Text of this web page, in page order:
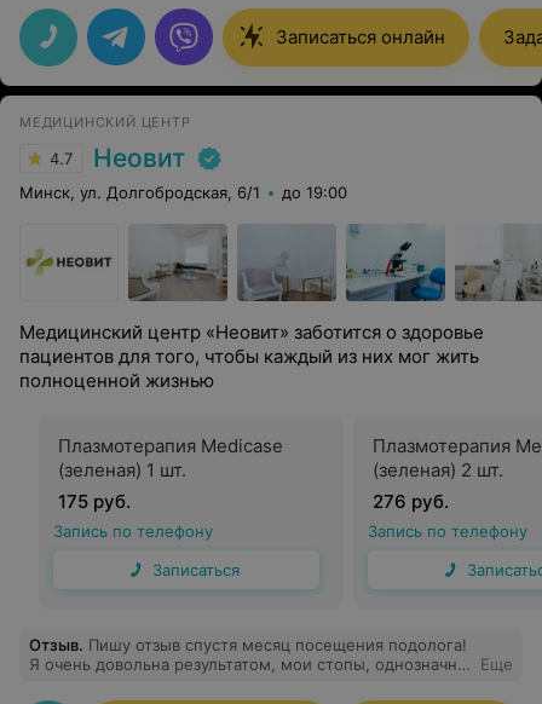
Плюс иньекционка. Только к Виктории Викторовне!
Никогда не посоветует ничего лишнего. Все по делу.
Приятно и спокойно быть в руках профессионала
Записаться онлайн
МЕДИЦИНСКИЙ ЦЕНТР
4.7 Неовит
Минск, ул. Долгобродская, 6/1 до 19:00
Медицинский центр «Неовит» заботится о здоровье
пациентов для того, чтобы каждый из них мог жить
полноценной жизнью
Плазмотерапия Medicase
(зеленая) 1 шт.
175 руб.
Запись по телефону
Записаться
Плазмотерапия
(зеленая) 2 шт.
276 руб.
Запись по телефону
Отзыв. Пишу отзыв спустя месяц посещения подолога!
Я очень довольна результатом, мои стопы, однозначно,
Еще